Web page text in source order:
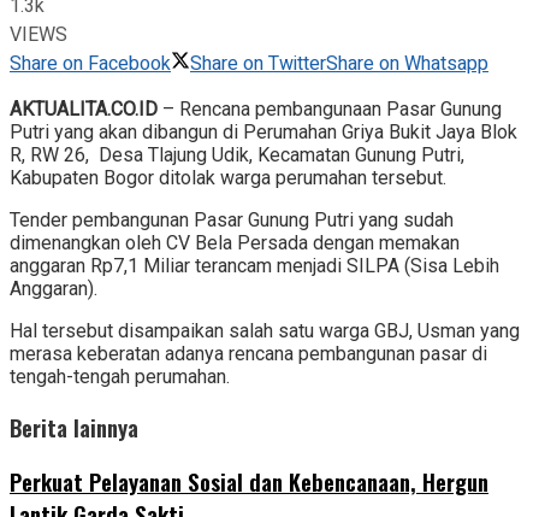
1.3k
VIEWS
Share on Facebook
Share on TwitterShare on Whatsapp
AKTUALITA.CO.ID – Rencana pembangunaan Pasar Gunung
Putri yang akan dibangun di Perumahan Griya Bukit Jaya Blok
R, RW 26, Desa Tlajung Udik, Kecamatan Gunung Putri,
Kabupaten Bogor ditolak warga perumahan tersebut.
Tender pembangunan Pasar Gunung Putri yang sudah
dimenangkan oleh CV Bela Persada dengan memakan
anggaran Rp7,1 Miliar terancam menjadi SILPA (Sisa Lebih
Anggaran).
Hal tersebut disampaikan salah satu warga GBJ, Usman yang
merasa keberatan adanya rencana pembangunan pasar di
tengah-tengah perumahan.
Berita lainnya
Perkuat Pelayanan Sosial dan Kebencanaan, Hergun